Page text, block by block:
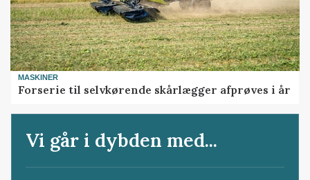
MASKINER
Forserie til selvkørende skårlægger afprøves i år
Vi går i dybden med...